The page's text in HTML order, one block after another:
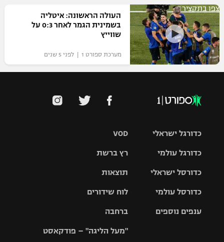
צפו בתקציר
העולה הראשונה: איטליה
בשמינית הגמר לאחר 0:3 על
שווייץ
מערכת ספורט 1 | לפני 5 שנים
VOD
רץ ברשת
תוצאות
לוח שידורים
ברחבה
"מעל הליגה" – פודקאסט
כדורגל ישראלי
גביע הטוטו
כדורגל עולמי
האלופות
ליגה
כדורסל ישראלי
סל
כדורסל עולמי
ענפים נוספים